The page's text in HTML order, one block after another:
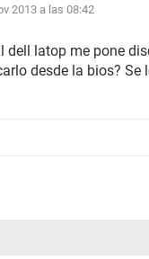
2013 a las 08:42
dell latop me pone
desde la bios?